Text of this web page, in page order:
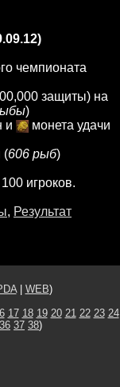
чемпионата
защиты) на
)
и
монета удачи
(606 рыб)
игроков.
, Результат
| WEB)
17 18 19 20 21 22 23 24
36 37 38)